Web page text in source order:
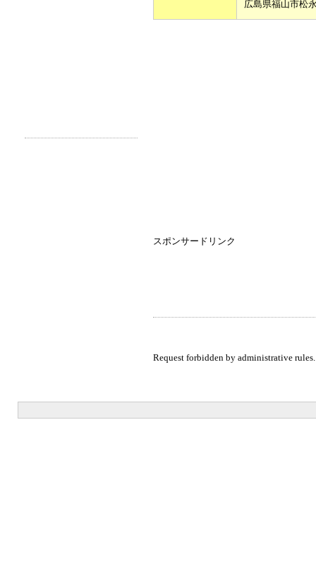
広島県福山市松
スポンサードリンク
Request forbidden by administrative rules.